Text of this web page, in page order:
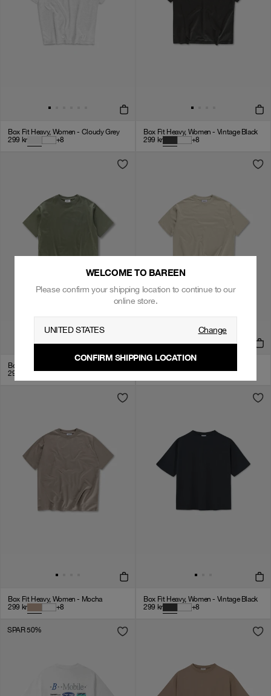
Box Fit Heavy, Women - Cloudy Grey
299 kr +8
Box Fit Heavy, Women - Vintage Black
299 kr +8
Box Fit Heavy, Women - Olive Green
299
+8
299kr +8
Box Fit Heavy, Women - Mocha
299 kr +8
Box Fit Heavy, Women - Vintage Black
299 kr +8
SPAR 50%
WELCOME TO BAREEN
Please confirm your shipping location to continue to our
online store.
UNITED STATES Change
CONFIRM SHIPPING LOCATION